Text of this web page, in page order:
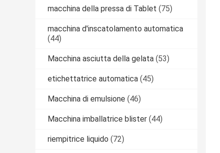
macchina della pressa di Tablet (75)
macchina d'inscatolamento automatica
(44)
Macchina asciutta della gelata (53)
etichettatrice automatica (45)
Macchina di emulsione (46)
Macchina imballatrice blister (44)
riempitrice liquido (72)